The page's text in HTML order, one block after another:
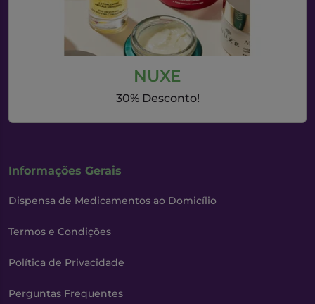
NUXE
30% Desconto!
Informações Gerais
Dispensa de Medicamentos ao Domicílio
Termos e Condições
Política de Privacidade
Perguntas Frequentes